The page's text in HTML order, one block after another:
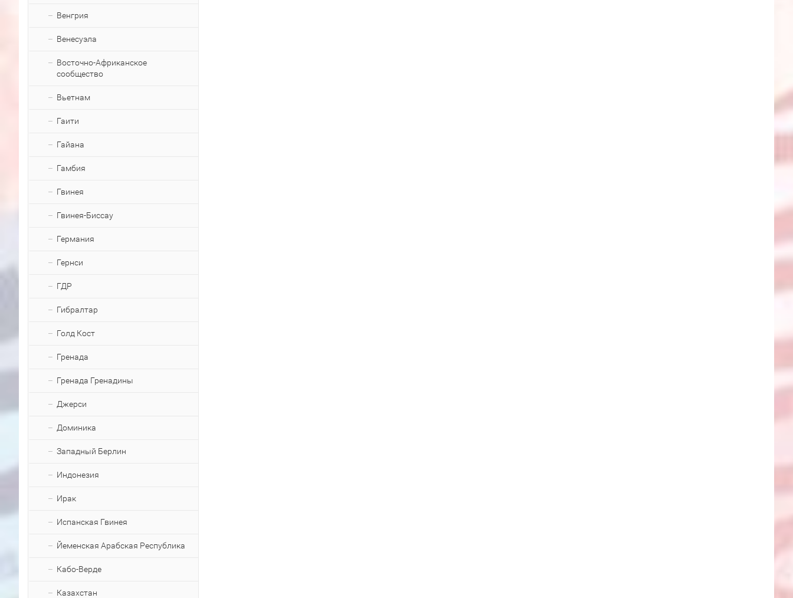
Венгрия
Венесуэла
Восточно-Африканское
сообщество
Вьетнам
Гаити
Гайана
Гамбия
Гвинея
Гвинея-Биссау
Германия
Гернси
ГДР
Гибралтар
Голд Кост
Гренада
Гренада Гренадины
Джерси
Доминика
Западный Берлин
Индонезия
Ирак
Испанская Гвинея
Йеменская Арабская Республика
Кабо-Верде
Казахстан